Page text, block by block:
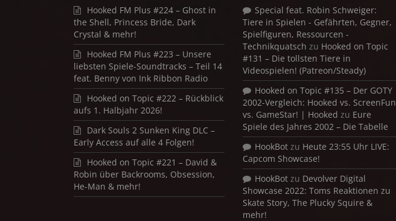
Hooked FM Plus #224 – Ghost in
the Shell, Princess Bride, Dark
Crystal & mehr!
Hooked FM Plus #223 – Unsere
liebsten Spiele-Soundtracks – Teil 14
feat. Benny von Ink Ribbon Radio
Hooked on Topic #222 – Rückblick
aufs 1. Halbjahr 2026!
Dark Souls 2 Sunken King DLC –
Early Access auf alle 4 Folgen!
Hooked on Topic #221 – David &
Robin über Backrooms, Obsession,
He-Man & mehr!
Special feat. Robin Schweiger:
Tiere in Spielen - Gefährten, Gegner,
Spielfiguren, Ressourcen -
Technikquatsch zu Hooked on Topic
#131 – Die tollsten Tiere in
Videospielen! (Patreon/Steady)
Hooked on Topic #135 – Der GOTY
2002-Vergleich: Hooked vs. ScreenFun
vs. GameStar! | Hooked zu Eure
Spiele des Jahres 2002 – Die Tabelle
HookBot zu Heute 23:55 Uhr LIVE:
Capcom Showcase!
HookBot zu Devolver Digital
Showcase 2022: Toms Reaktionen zu
Skate Story, The Plucky Squire &
mehr!